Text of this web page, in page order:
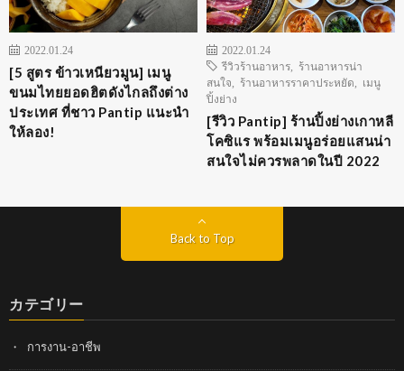
2022.01.24
[5 สูตร ข้าวเหนียวมูน] เมนู
ขนมไทยยอดฮิตดังไกลถึงต่าง
ประเทศ ที่ชาว Pantip แนะนำ
ให้ลอง!
2022.01.24
รีวิวร้านอาหาร
ร้านอาหารน่า
สนใจ
ร้านอาหารราคาประหยัด
เมนู
ปิ้งย่าง
[รีวิว Pantip] ร้านปิ้งย่างเกาหลี
โคซิแร พร้อมเมนูอร่อยแสนน่า
สนใจไม่ควรพลาดในปี 2022
Back to Top
カテゴリー
การงาน-อาชีพ